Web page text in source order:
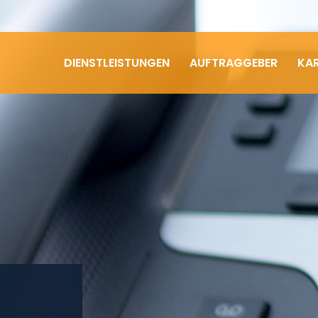
DIENSTLEISTUNGEN AUFTRAGGEBER